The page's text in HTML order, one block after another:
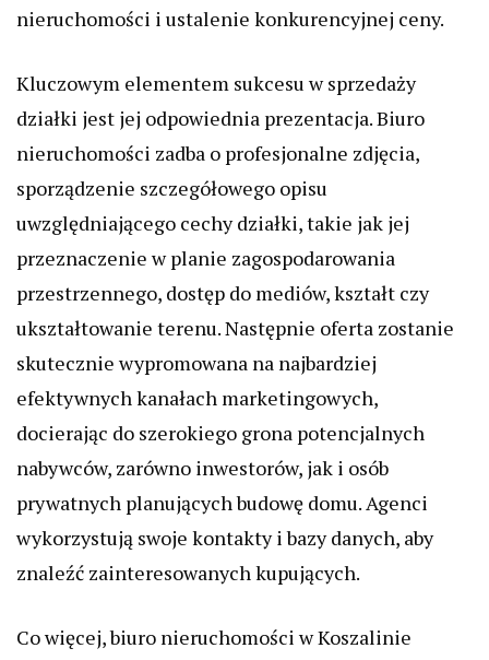
nieruchomości i ustalenie konkurencyjnej ceny.
Kluczowym elementem sukcesu w sprzedaży
działki jest jej odpowiednia prezentacja. Biuro
nieruchomości zadba o profesjonalne zdjęcia,
sporządzenie szczegółowego opisu
uwzględniającego cechy działki, takie jak jej
przeznaczenie w planie zagospodarowania
przestrzennego, dostęp do mediów, kształt czy
ukształtowanie terenu. Następnie oferta zostanie
skutecznie wypromowana na najbardziej
efektywnych kanałach marketingowych,
docierając do szerokiego grona potencjalnych
nabywców, zarówno inwestorów, jak i osób
prywatnych planujących budowę domu. Agenci
wykorzystują swoje kontakty i bazy danych, aby
znaleźć zainteresowanych kupujących.
Co więcej, biuro nieruchomości w Koszalinie